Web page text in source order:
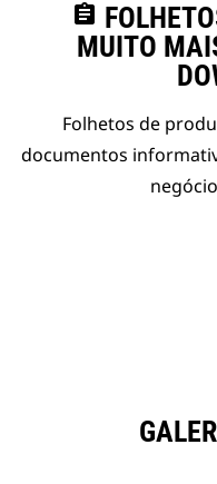
assignment
MUITO
Folhetos de
documentos